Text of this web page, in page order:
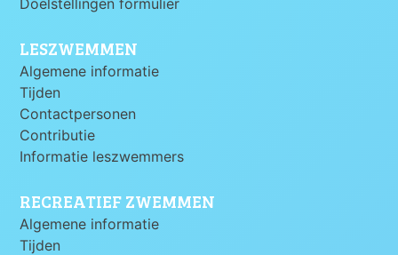
Doelstellingen formulier
LESZWEMMEN
Algemene informatie
Tijden
Contactpersonen
Contributie
Informatie leszwemmers
RECREATIEF ZWEMMEN
Algemene informatie
Tijden